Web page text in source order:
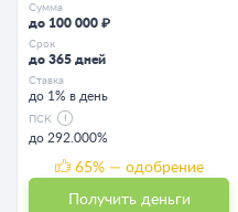
Сумма
до 100 000 ₽
Срок
до 365 дней
Ставка
до 1% в день
ПСК
до 292.000%
65% — одобрение
Получить деньги